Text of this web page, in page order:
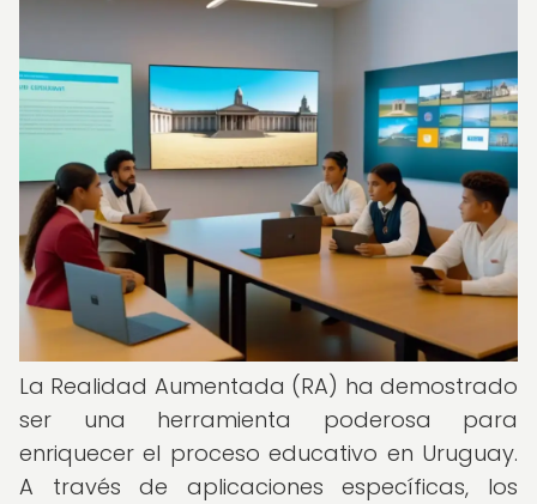
La Realidad Aumentada (RA) ha demostrado
ser una herramienta poderosa para
enriquecer el proceso educativo en Uruguay.
A través de aplicaciones específicas, los